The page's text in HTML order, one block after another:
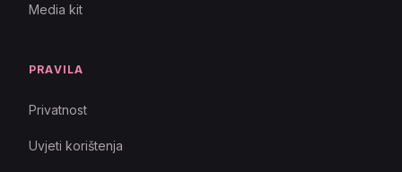
Media kit
PRAVILA
Privatnost
Uvjeti korištenja